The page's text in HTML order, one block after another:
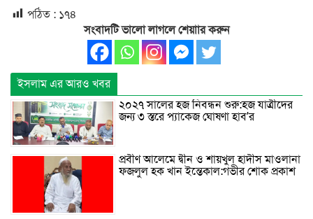
পঠিত : ১৭৪
সংবাদটি ভালো লাগলে শেয়াার করুন
ইসলাম এর আরও খবর
২০২৭ সালের হজ নিবন্ধন শুরু:হজ যাত্রীদের
জন্য ৩ স্তরে প্যাকেজ ঘোষণা হাব’র
প্রবীণ আলেমে দ্বীন ও শায়খুল হাদীস মাওলানা
ফজলুল হক খান ইন্তেকাল:গভীর শোক প্রকাশ